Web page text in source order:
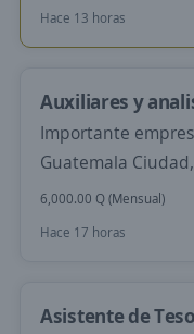
Hace 13 horas
Auxiliares y
Importante
Guatemala
6,000.00 Q (Mensual)
Hace 17 horas
Asistente de